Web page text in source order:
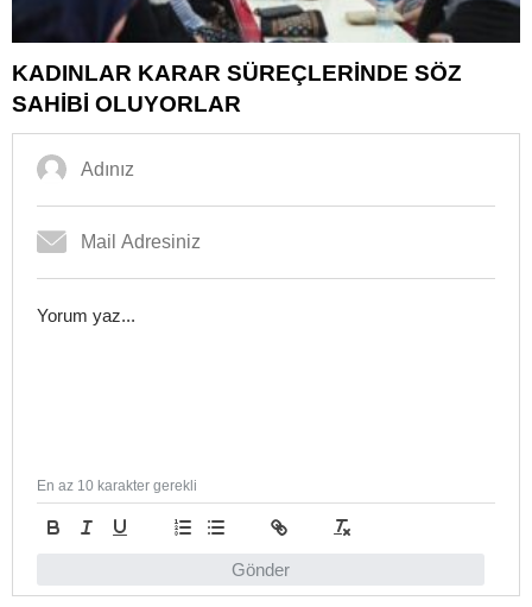
KADINLAR KARAR SÜREÇLERİNDE SÖZ
SAHİBİ OLUYORLAR
Gönder
En az 10 karakter gerekli